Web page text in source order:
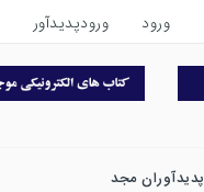
ورود ورودپدیدآور
پدیدآوران مجد